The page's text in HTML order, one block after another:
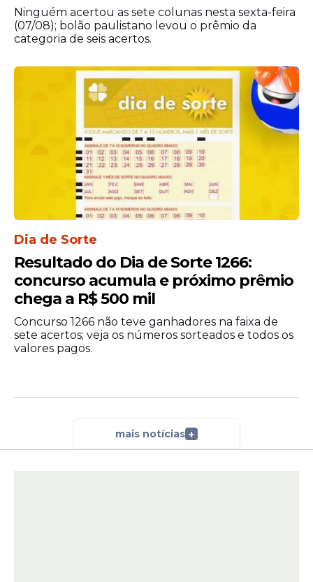
Durante os procedimentos na delegacia, a
autoridade policial fixou fiança no valor de
R$ 2 mil. No entanto, segundo informou a
Polícia Civil do Distrito Federal, o
investigado não realizou o pagamento do
valor estabelecido.
Ninguém acertou as sete colunas nesta sexta-feira
(07/08); bolão paulistano levou o prêmio da
categoria de seis acertos.
Dia de Sorte
Resultado do Dia de Sorte 1266:
concurso acumula e próximo prêmio
chega a R$ 500 mil
Concurso 1266 não teve ganhadores na faixa de
sete acertos; veja os números sorteados e todos os
valores pagos.
mais notícias +